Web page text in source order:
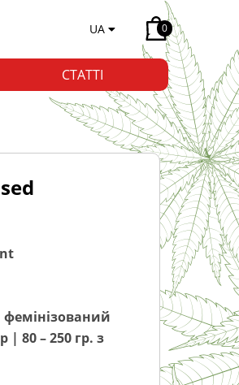
UA 0
СТАТТІ
фемінізований
| 80 – 250 гр. з